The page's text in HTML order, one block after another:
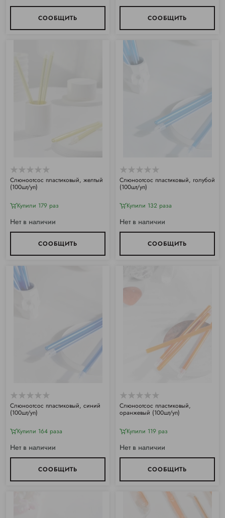
СООБЩИТЬ СООБЩИТЬ
Слюноотсос пластиковый, желтый
(100шт/уп)
Купили 179 раз
Нет в наличии
СООБЩИТЬ
Слюноотсос пластиковый, голубой
(100шт/уп)
Купили 132 раза
Нет в наличии
СООБЩИТЬ
Слюноотсос пластиковый, синий
(100шт/уп)
Купили 164 раза
Нет в наличии
СООБЩИТЬ
Слюноотсос пластиковый,
оранжевый (100шт/уп)
Купили 119 раз
Нет в наличии
СООБЩИТЬ